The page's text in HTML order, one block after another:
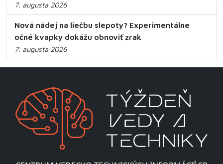
7. augusta 2026
Nová nádej na liečbu slepoty? Experimentálne
očné kvapky dokážu obnoviť zrak
7. augusta 2026